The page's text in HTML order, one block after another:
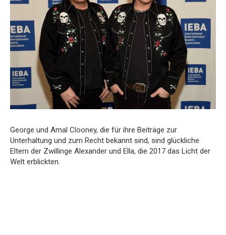
George und Amal Clooney, die für ihre Beiträge zur
Unterhaltung und zum Recht bekannt sind, sind glückliche
Eltern der Zwillinge Alexander und Ella, die 2017 das Licht der
Welt erblickten.